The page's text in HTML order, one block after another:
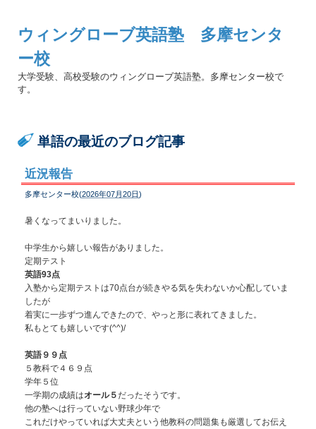
ウィングローブ英語塾 多摩センタ
ー校
大学受験、高校受験のウィングローブ英語塾。多摩センター校で
す。
単語の最近のブログ記事
近況報告
多摩センター校(2026年07月20日)
暑くなってまいりました。
中学生から嬉しい報告がありました。
定期テスト
英語93点
入塾から定期テストは70点台が続きやる気を失わないか心配していま
したが
着実に一歩ずつ進んできたので、やっと形に表れてきました。
私もとても嬉しいです(^^)/
英語９９点
５教科で４６９点
学年５位
一学期の成績はオール５だったそうです。
他の塾へは行っていない野球少年で
これだけやっていれば大丈夫という他教科の問題集も厳選してお伝え